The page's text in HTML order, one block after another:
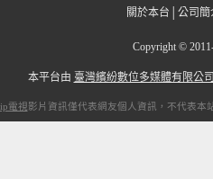
關於本台 公司簡
Copyright ©
本平台由 臺灣繽紛數位多媒體有限公
ip電視影片資訊僅代表網友個人資訊，不代表本